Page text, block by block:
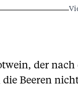
der
Beeren